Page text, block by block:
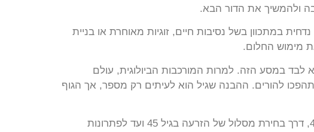
ולהמשיך את הדור הבא.
במתכוון בשל נסיבות חיים, זוגיות מאוחרת או בניית
מימוש החלום.
של טיפולי פוריות אחרי גיל 45, חשוב להבין שאתם לא לבד במסע הזה. למרות המורכבות הביולוגית, עולם
להורים. ההבנה שגיל הוא לעיתים רק מספר, אך הגוף
במאמר הקרוב נצלול לעומק האפשרויות העומדות בפניכן החל מהבנת המצב הביולוגי של ביציות בגיל 45, דרך בחירת מסלול של הזרעה בגיל 45 ועד לפתרונות